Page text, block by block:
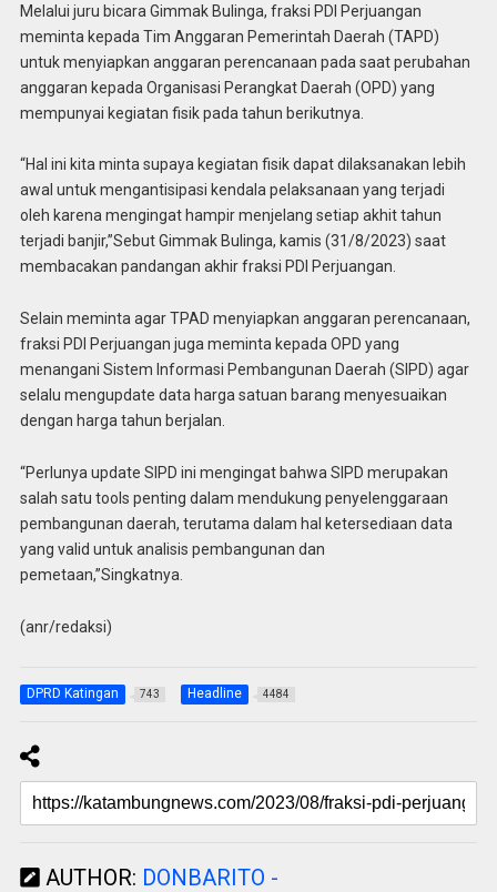
Melalui juru bicara Gimmak Bulinga, fraksi PDI Perjuangan
meminta kepada Tim Anggaran Pemerintah Daerah (TAPD)
untuk menyiapkan anggaran perencanaan pada saat perubahan
anggaran kepada Organisasi Perangkat Daerah (OPD) yang
mempunyai kegiatan fisik pada tahun berikutnya.
“Hal ini kita minta supaya kegiatan fisik dapat dilaksanakan lebih
awal untuk mengantisipasi kendala pelaksanaan yang terjadi
oleh karena mengingat hampir menjelang setiap akhit tahun
terjadi banjir,”Sebut Gimmak Bulinga, kamis (31/8/2023) saat
membacakan pandangan akhir fraksi PDI Perjuangan.
Selain meminta agar TPAD menyiapkan anggaran perencanaan,
fraksi PDI Perjuangan juga meminta kepada OPD yang
menangani Sistem Informasi Pembangunan Daerah (SIPD) agar
selalu mengupdate data harga satuan barang menyesuaikan
dengan harga tahun berjalan.
“Perlunya update SIPD ini mengingat bahwa SIPD merupakan
salah satu tools penting dalam mendukung penyelenggaraan
pembangunan daerah, terutama dalam hal ketersediaan data
yang valid untuk analisis pembangunan dan
pemetaan,”Singkatnya.
(anr/redaksi)
DPRD Katingan 743 Headline 4484
AUTHOR: DONBARITO -